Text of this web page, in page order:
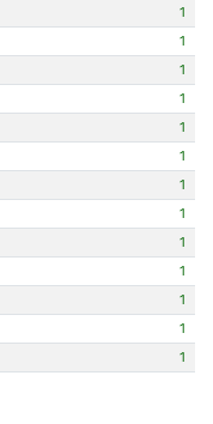
1
1
1
1
1
1
1
1
1
1
1
1
1